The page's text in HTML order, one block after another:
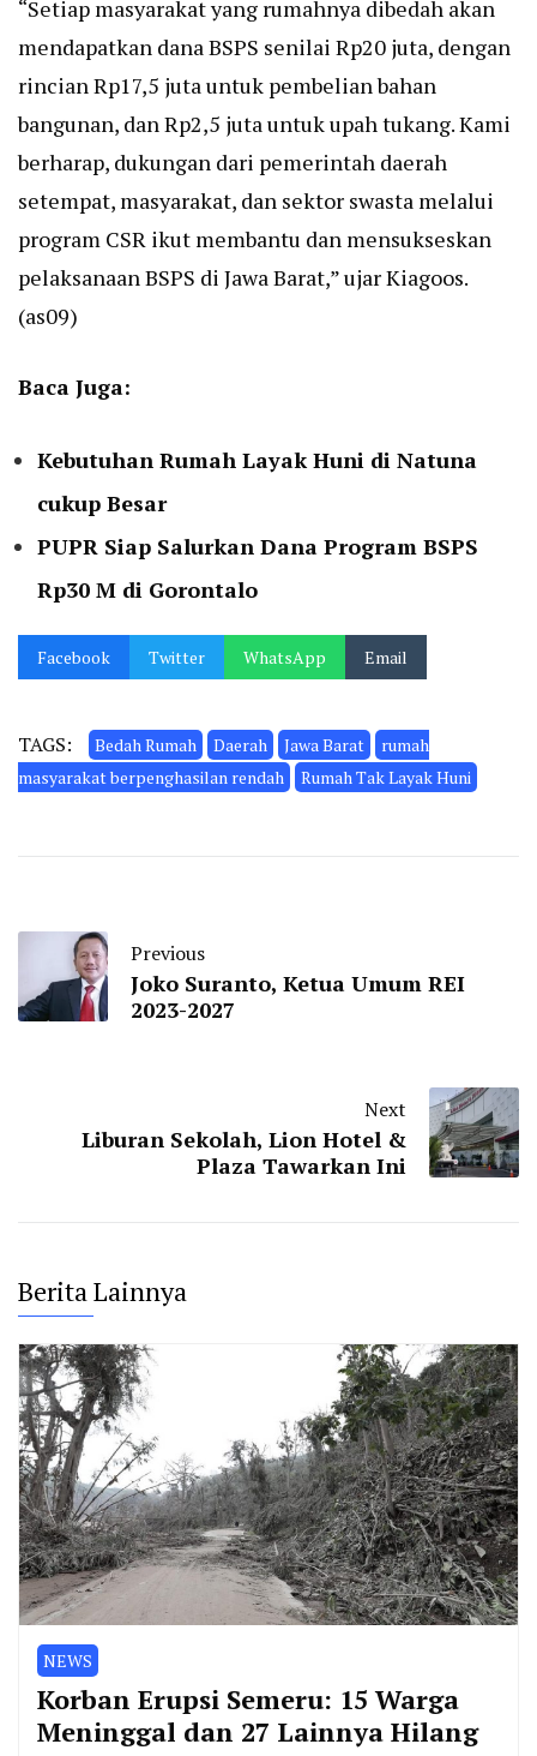
“Setiap masyarakat yang rumahnya dibedah akan
mendapatkan dana BSPS senilai Rp20 juta, dengan
rincian Rp17,5 juta untuk pembelian bahan
bangunan, dan Rp2,5 juta untuk upah tukang. Kami
berharap, dukungan dari pemerintah daerah
setempat, masyarakat, dan sektor swasta melalui
program CSR ikut membantu dan mensukseskan
pelaksanaan BSPS di Jawa Barat,” ujar Kiagoos.
(as09)
Baca Juga:
Kebutuhan Rumah Layak Huni di Natuna
cukup Besar
PUPR Siap Salurkan Dana Program BSPS
Rp30 M di Gorontalo
Facebook Twitter WhatsApp Email
TAGS: Bedah Rumah Daerah Jawa Barat
rumah
masyarakat berpenghasilan rendah
Rumah Tak Layak Huni
Previous
Joko Suranto, Ketua Umum REI
2023-2027
Next
Liburan Sekolah, Lion Hotel &
Plaza Tawarkan Ini
Berita Lainnya
NEWS
Korban Erupsi Semeru: 15 Warga
Meninggal dan 27 Lainnya Hilang